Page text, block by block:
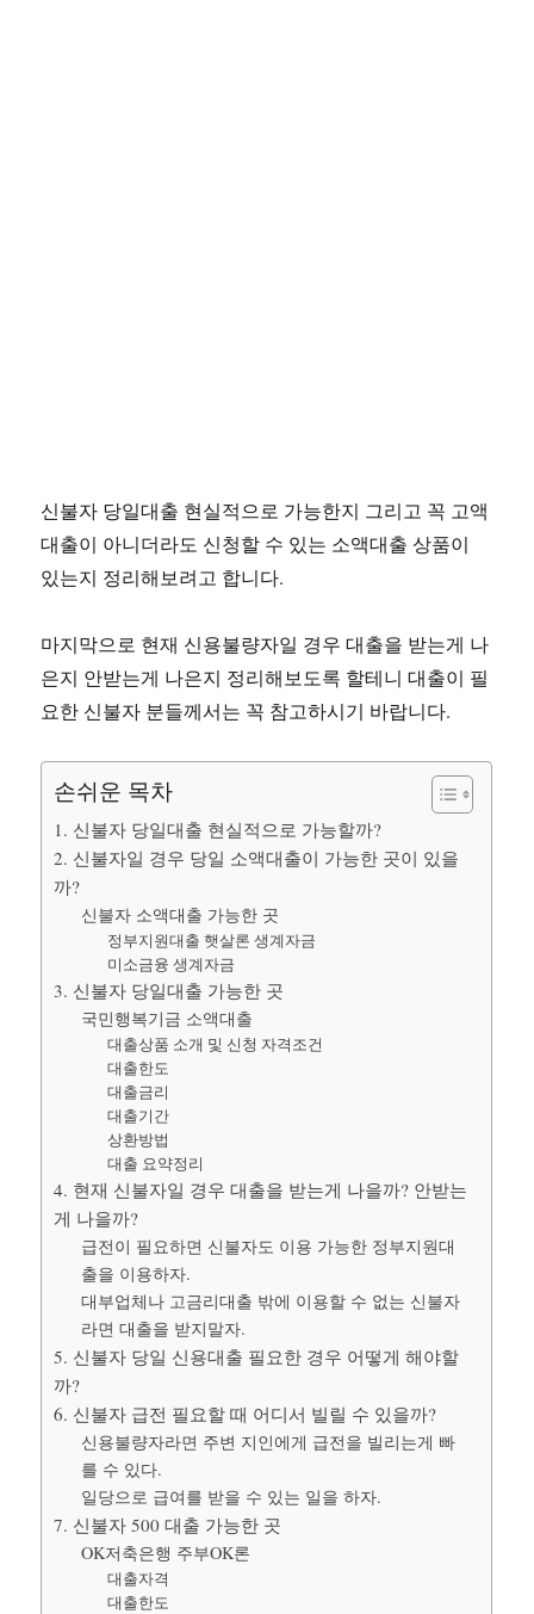
신불자 당일대출 현실적으로 가능한지 그리고 꼭 고액
대출이 아니더라도 신청할 수 있는 소액대출 상품이
있는지 정리해보려고 합니다.
마지막으로 현재 신용불량자일 경우 대출을 받는게 나
은지 안받는게 나은지 정리해보도록 할테니 대출이 필
요한 신불자 분들께서는 꼭 참고하시기 바랍니다.
손쉬운 목차
1. 신불자 당일대출 현실적으로 가능할까?
2. 신불자일 경우 당일 소액대출이 가능한 곳이 있을
까?
신불자 소액대출 가능한 곳
정부지원대출 햇살론 생계자금
미소금융 생계자금
3. 신불자 당일대출 가능한 곳
국민행복기금 소액대출
대출상품 소개 및 신청 자격조건
대출한도
대출금리
대출기간
상환방법
대출 요약정리
4. 현재 신불자일 경우 대출을 받는게 나을까? 안받는
게 나을까?
급전이 필요하면 신불자도 이용 가능한 정부지원대
출을 이용하자.
대부업체나 고금리대출 밖에 이용할 수 없는 신불자
라면 대출을 받지말자.
5. 신불자 당일 신용대출 필요한 경우 어떻게 해야할
까?
6. 신불자 급전 필요할 때 어디서 빌릴 수 있을까?
신용불량자라면 주변 지인에게 급전을 빌리는게 빠
를 수 있다.
일당으로 급여를 받을 수 있는 일을 하자.
7. 신불자 500 대출 가능한 곳
OK저축은행 주부OK론
대출자격
대출한도